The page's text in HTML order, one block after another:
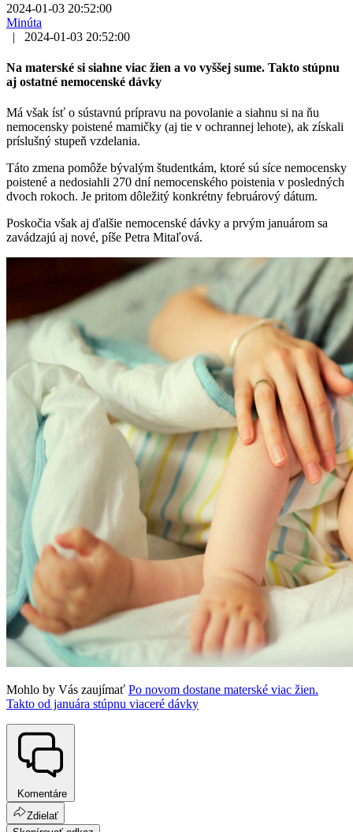
2024-01-03 20:52:00
Minúta
|
2024-01-03 20:52:00
Na materské si siahne viac žien a vo vyššej sume. Takto stúpnu
aj ostatné nemocenské dávky
Má však ísť o sústavnú prípravu na povolanie a siahnu si na ňu
nemocensky poistené mamičky (aj tie v ochrannej lehote), ak získali
príslušný stupeň vzdelania.
Táto zmena pomôže bývalým študentkám, ktoré sú síce nemocensky
poistené a nedosiahli 270 dní nemocenského poistenia v posledných
dvoch rokoch. Je pritom dôležitý konkrétny februárový dátum.
Poskočia však aj ďalšie nemocenské dávky a prvým januárom sa
zavádzajú aj nové, píše Petra Mitaľová.
Mohlo by Vás zaujímať Po novom dostane materské viac žien.
Takto od januára stúpnu viaceré dávky
Komentáre
Zdielať